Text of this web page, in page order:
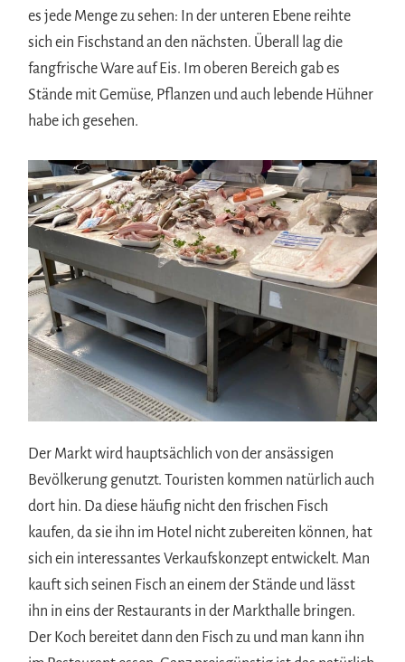
es jede Menge zu sehen: In der unteren Ebene reihte
sich ein Fischstand an den nächsten. Überall lag die
fangfrische Ware auf Eis. Im oberen Bereich gab es
Stände mit Gemüse, Pflanzen und auch lebende Hühner
habe ich gesehen.
Der Markt wird hauptsächlich von der ansässigen
Bevölkerung genutzt. Touristen kommen natürlich auch
dort hin. Da diese häufig nicht den frischen Fisch
kaufen, da sie ihn im Hotel nicht zubereiten können, hat
sich ein interessantes Verkaufskonzept entwickelt. Man
kauft sich seinen Fisch an einem der Stände und lässt
ihn in eins der Restaurants in der Markthalle bringen.
Der Koch bereitet dann den Fisch zu und man kann ihn